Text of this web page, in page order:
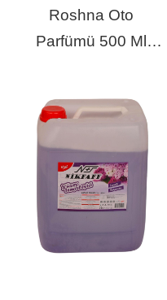
Roshna Oto
Parfümü 500 Ml